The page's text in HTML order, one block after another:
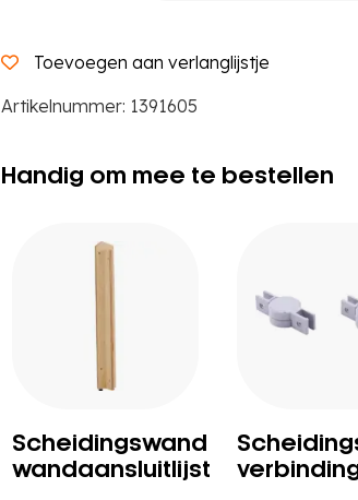
Toevoegen aan verlanglijstje
Artikelnummer: 1391605
Handig om mee te bestellen
Scheidingswand
wandaansluitlijst